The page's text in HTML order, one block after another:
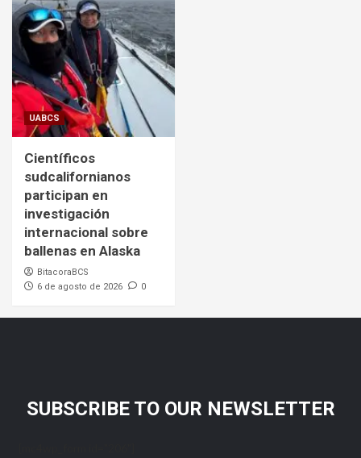
UABCS
Científicos
sudcalifornianos
participan en
investigación
internacional sobre
ballenas en Alaska
BitacoraBCS
6 de agosto de 2026
0
SUBSCRIBE TO OUR NEWSLETTER